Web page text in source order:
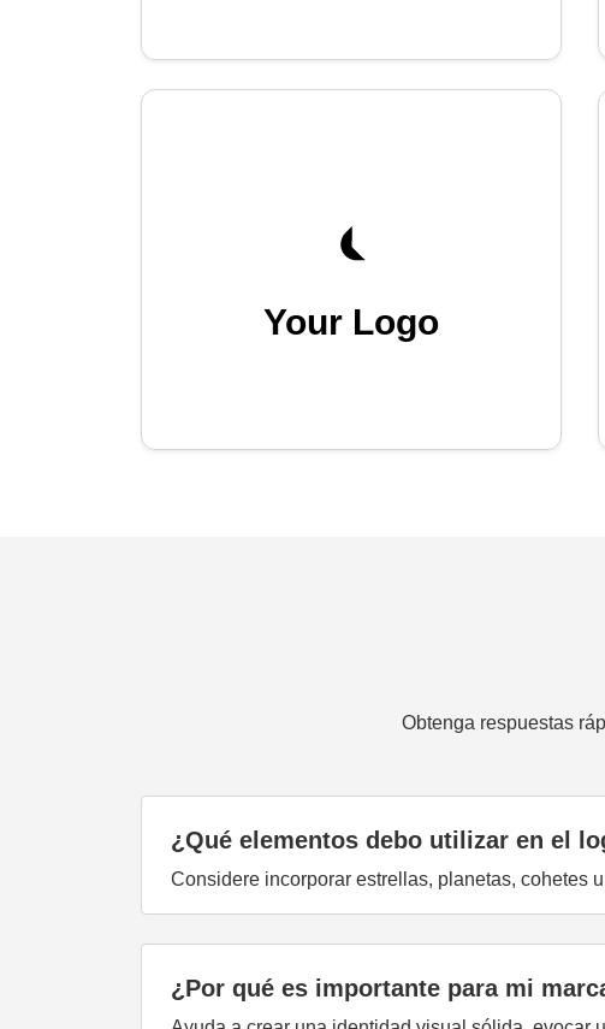
Your Logo
Obtenga respuestas
¿Qué elementos debo utilizar en el
Considere incorporar estrellas, planetas, cohetes
¿Por qué es importante para mi